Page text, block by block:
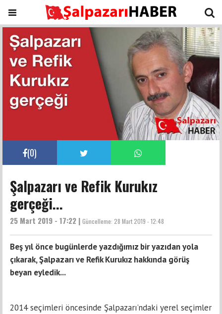
(0)
Şalpazarı ve Refik Kurukız
gerçeği...
25 Mart 2019 - 17:22 | Güncelleme: 28 Mart 2019 - 12:48
Beş yıl önce bugünlerde yazdığımız bir yazıdan yola
çıkarak, Şalpazarı ve Refik Kurukız hakkında görüş
beyan eyledik...
2014 seçimleri öncesinde Şalpazarı’ndaki yerel seçimler